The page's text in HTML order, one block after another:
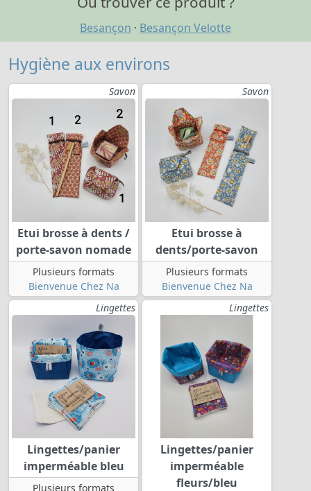
Besançon · Besançon Velotte
Hygiène aux environs
Savon
Etui brosse à dents /
porte-savon nomade
Plusieurs formats
Bienvenue Chez Na
Savon
Etui brosse à
dents/porte-savon
Plusieurs formats
Bienvenue Chez Na
Lingettes
Lingettes/panier
imperméable bleu
Plusieurs formats
Lingettes
Lingettes/panier
imperméable
fleurs/bleu